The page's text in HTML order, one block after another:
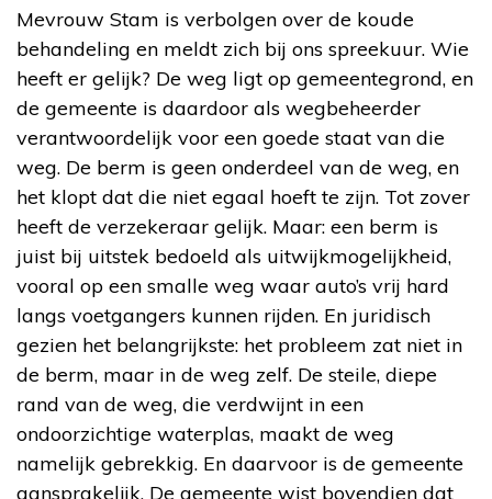
Mevrouw Stam is verbolgen over de koude
behandeling en meldt zich bij ons spreekuur. Wie
heeft er gelijk? De weg ligt op gemeentegrond, en
de gemeente is daardoor als wegbeheerder
verantwoordelijk voor een goede staat van die
weg. De berm is geen onderdeel van de weg, en
het klopt dat die niet egaal hoeft te zijn. Tot zover
heeft de verzekeraar gelijk. Maar: een berm is
juist bij uitstek bedoeld als uitwijkmogelijkheid,
vooral op een smalle weg waar auto’s vrij hard
langs voetgangers kunnen rijden. En juridisch
gezien het belangrijkste: het probleem zat niet in
de berm, maar in de weg zelf. De steile, diepe
rand van de weg, die verdwijnt in een
ondoorzichtige waterplas, maakt de weg
namelijk gebrekkig. En daarvoor is de gemeente
aansprakelijk. De gemeente wist bovendien dat